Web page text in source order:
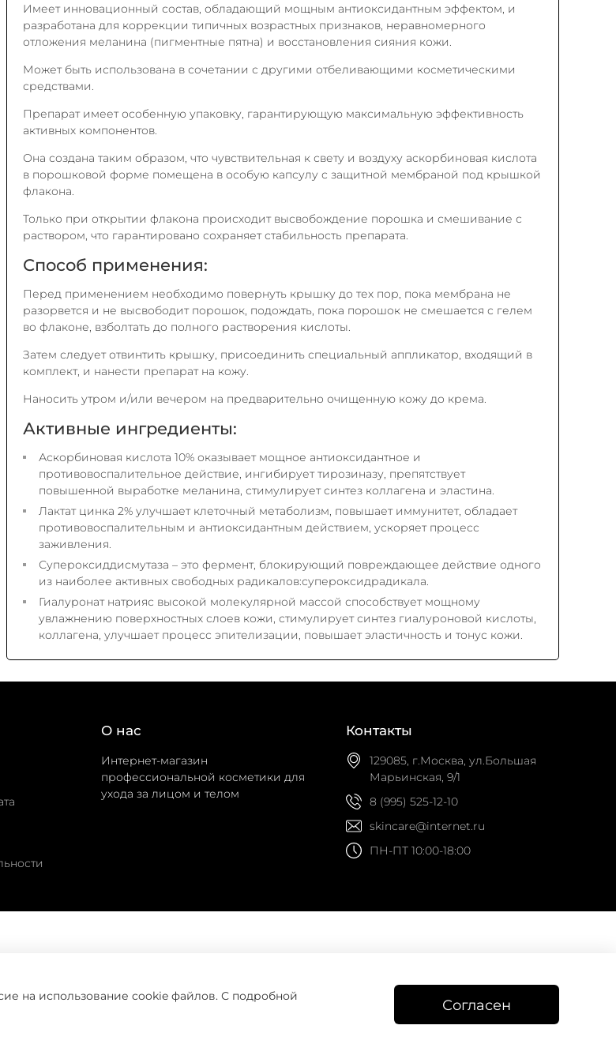
Имеет инновационный состав, обладающий мощным антиоксидантным эффектом, и
разработана для коррекции типичных возрастных признаков, неравномерного
отложения меланина (пигментные пятна) и восстановления сияния кожи.
Может быть использована в сочетании с другими отбеливающими косметическими
средствами.
Препарат имеет особенную упаковку, гарантирующую максимальную эффективность
активных компонентов.
Она создана таким образом, что чувствительная к свету и воздуху аскорбиновая кислота
в порошковой форме помещена в особую капсулу с защитной мембраной под крышкой
флакона.
Только при открытии флакона происходит высвобождение порошка и смешивание с
раствором, что гарантировано сохраняет стабильность препарата.
Способ применения:
Перед применением необходимо повернуть крышку до тех пор, пока мембрана не
разорвется и не высвободит порошок, подождать, пока порошок не смешается с гелем
во флаконе, взболтать до полного растворения кислоты.
Затем следует отвинтить крышку, присоединить специальный аппликатор, входящий в
комплект, и нанести препарат на кожу.
Наносить утром и/или вечером на предварительно очищенную кожу до крема.
Активные ингредиенты:
Аскорбиновая кислота 10% оказывает мощное антиоксидантное и
противовоспалительное действие, ингибирует тирозиназу, препятствует
повышенной выработке меланина, стимулирует синтез коллагена и эластина.
Лактат цинка 2% улучшает клеточный метаболизм, повышает иммунитет, обладает
противовоспалительным и антиоксидантным действием, ускоряет процесс
заживления.
Супероксиддисмутаза – это фермент, блокирующий повреждающее действие одного
из наиболее активных свободных радикалов:супероксидрадикала.
Гиалуронат натрияс высокой молекулярной массой способствует мощному
увлажнению поверхностных слоев кожи, стимулирует синтез гиалуроновой кислоты,
коллагена, улучшает процесс эпителизации, повышает эластичность и тонус кожи.
О нас
Интернет-магазин
профессиональной косметики для
ухода за лицом и телом
Контакты
129085, г.Москва, ул.Большая
Марьинская, 9/1
8 (995) 525-12-10
skincare@internet.ru
ПН-ПТ 10:00-18:00
на использование cookie файлов. С подробной
Согласен